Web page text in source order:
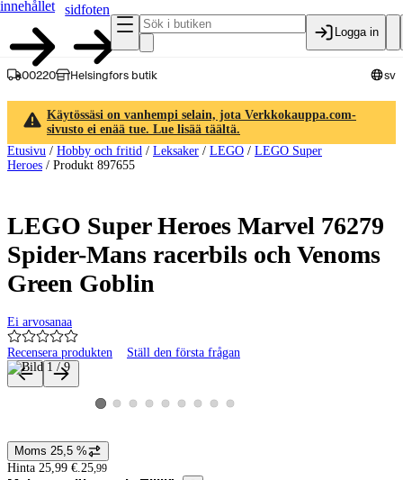
innehållet
sidfoten
Logga in
00220 Helsingfors butik sv
Käytössäsi on vanhempi selain, jota Verkkokauppa.com-
sivusto ei enää tue. Lue lisää täältä.
Etusivu / Hobby och fritid / Leksaker / LEGO / LEGO Super
Heroes / Produkt 897655
LEGO Super Heroes Marvel 76279
Spider-Mans racerbils och Venoms
Green Goblin
Ei arvosanaa
Recensera produkten Ställ den första frågan
Produktbilder och videor
Visa produktbild 1
Visa produktbild 2
Visa produktbild 3
Visa produktbild 4
Visa produktbild 5
Visa produktbild 6
Visa produktbild 7
Visa produktbild 8
Visa produktbild 9
Prisinformation
Moms 25,5 %
Hinta 25,99 €. 25,99